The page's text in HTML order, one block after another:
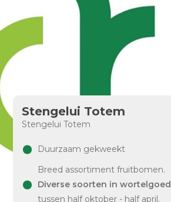
Stengelui Totem
Stengelui Totem
Duurzaam gekweekt
Breed assortiment fruitbomen.
Diverse soorten in wortelgoed
tussen half oktober - half april.